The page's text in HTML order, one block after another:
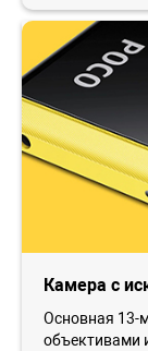
Камера с
Основная 13-
объективами